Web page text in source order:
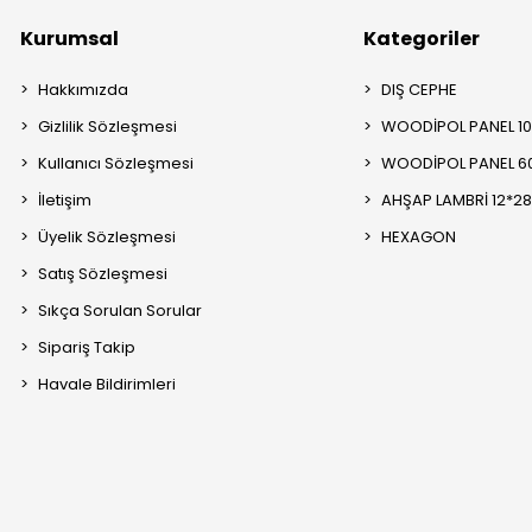
Kurumsal
Hakkımızda
Gizlilik Sözleşmesi
Kullanıcı Sözleşmesi
İletişim
Üyelik Sözleşmesi
Satış Sözleşmesi
Sıkça Sorulan Sorular
Sipariş Takip
Havale Bildirimleri
Kategoriler
DIŞ CEPHE
WOODİPOL PANEL
WOODİPOL PANEL
AHŞAP LAMBRİ
HEXAGON